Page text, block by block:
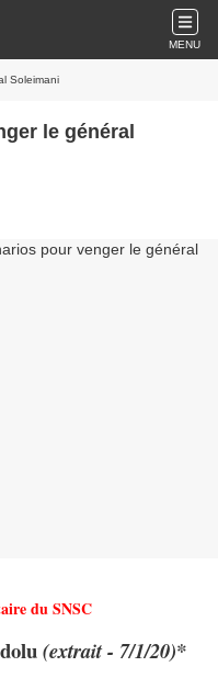
MENU
Soleimani
le général
du SNSC
(extrait - 7/1/20)*